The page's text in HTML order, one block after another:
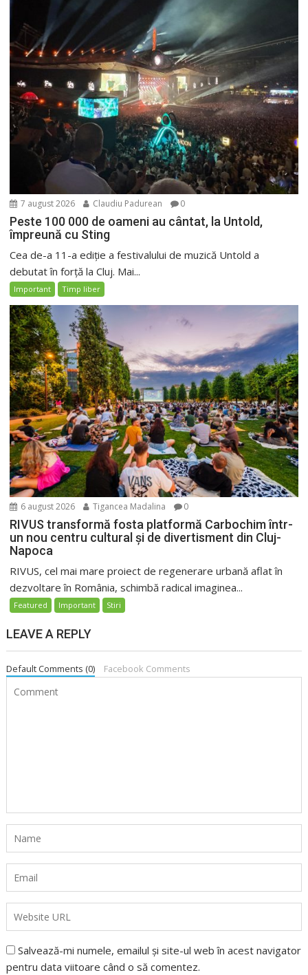
7 august 2026 Claudiu Padurean 0
Peste 100 000 de oameni au cântat, la Untold,
împreună cu Sting
Cea de-a 11-a ediție a festivalului de muzică Untold a
debutat în forță la Cluj. Mai...
Important Timp liber
6 august 2026 Tigancea Madalina 0
RIVUS transformă fosta platformă Carbochim într-
un nou centru cultural și de divertisment din Cluj-
Napoca
RIVUS, cel mai mare proiect de regenerare urbană aflat în
dezvoltare în România, schimbă radical imaginea...
Featured Important Stiri
LEAVE A REPLY
Default Comments (0) Facebook Comments
Salvează-mi numele, emailul și site-ul web în acest navigator
pentru data viitoare când o să comentez.